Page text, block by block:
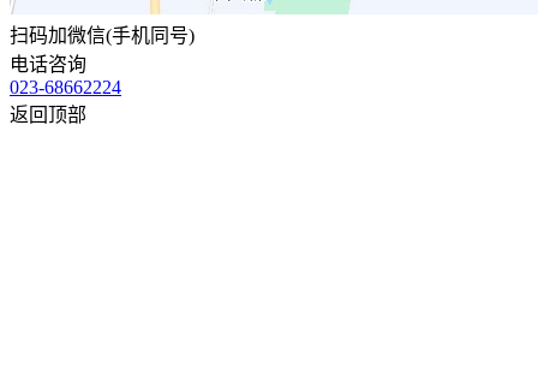
扫码加微信(手机同号)
电话咨询
023-68662224
返回顶部